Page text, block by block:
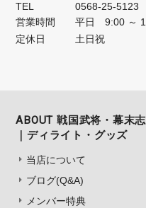
TEL
0568-25-5123
営業時間
平日 9:00 ～
定休日
土日祝
ABOUT 戦国武将・幕末
｜ディライト・グッズ
当店について
ブログ(Q&A)
メンバー特典